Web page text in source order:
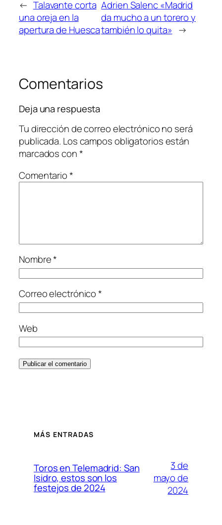
← Talavante corta
una oreja en la
apertura de Huesca
Adrien Salenc «Madrid
da mucho a un torero y
también lo quita» →
Comentarios
Deja una respuesta
Tu dirección de correo electrónico no será
publicada. Los campos obligatorios están
marcados con*
Comentario*
Nombre*
Correo electrónico*
Web
MÁS ENTRADAS
Toros en Telemadrid: San
Isidro, estos son los
festejos de 2024
3 de
mayo de
2024